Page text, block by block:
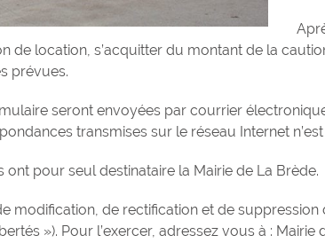
de location, s’acquitter du montant de la
prévues.
seront envoyées par courrier
transmises sur le réseau Internet
pour seul destinataire la Mairie de La Brède.
modification, de rectification et de
»). Pour l’exercer, adressez vous à : Mairie